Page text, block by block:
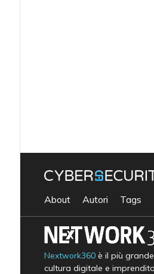
About Autori Tags
Nextwork360è il più
cultura digitale e